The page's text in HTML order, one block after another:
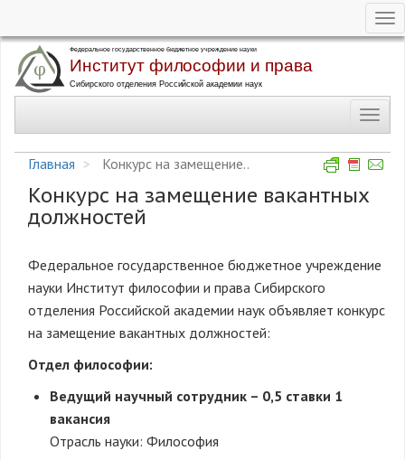
Перейти
основному
Главная
Конкурс на замещение..
Конкурс на замещение вакантных
должностей
Федеральное государственное бюджетное учреждение
науки Институт философии и права Сибирского
отделения Российской академии наук объявляет конкурс
на замещение вакантных должностей:
Отдел философии:
Ведущий научный сотрудник – 0,5 ставки 1
вакансия
Отрасль науки: Философия